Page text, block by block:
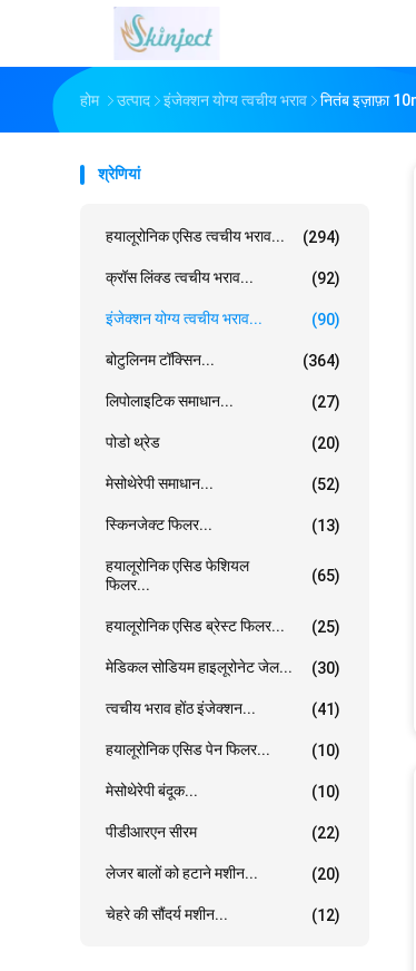
होम उत्पाद इंजेक्शन योग्य त्वचीय भराव नितंब इज़ाफ़ा
श्रेणियां
हयालूरोनिक एसिड त्वचीय भराव... (294)
क्रॉस लिंक्ड त्वचीय भराव... (92)
इंजेक्शन योग्य त्वचीय भराव... (90)
बोटुलिनम टॉक्सिन... (364)
लिपोलाइटिक समाधान... (27)
पोडो थ्रेड (20)
मेसोथेरेपी समाधान... (52)
स्किनजेक्ट फिलर... (13)
हयालूरोनिक एसिड फेशियल
फिलर...
(65)
हयालूरोनिक एसिड ब्रेस्ट फिलर... (25)
मेडिकल सोडियम हाइलूरोनेट जेल... (30)
त्वचीय भराव होंठ इंजेक्शन... (41)
हयालूरोनिक एसिड पेन फिलर... (10)
मेसोथेरेपी बंदूक... (10)
पीडीआरएन सीरम (22)
लेजर बालों को हटाने मशीन... (20)
चेहरे की सौंदर्य मशीन... (12)